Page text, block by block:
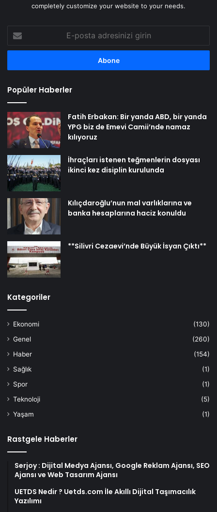
completely customize your website to your needs.
posta
adresinizi
Popüler Haberler
Fatih Erbakan: Bir yanda ABD, bir yanda
YPG biz de Emevi Camii’nde namaz
kılıyoruz
İhraçları istenen teğmenlerin dosyası
ikinci kez disiplin kurulunda
Kılıçdaroğlu’nun mal varlıklarına ve
banka hesaplarına haciz konuldu
**Silivri Cezaevi’nde Büyük İsyan Çıktı**
Kategoriler
Ekonomi
(130)
Genel
(260)
Haber
(154)
Sağlık
(1)
Spor
(1)
Teknoloji
(5)
Yaşam
(1)
Rastgele Haberler
Serjoy : Dijital Medya Ajansı, Google Reklam Ajansı, SEO
Ajansı ve Web Tasarım Ajansı
UETDS Nedir ? Uetds.com İle Akıllı Dijital Taşımacılık
Yazılımı